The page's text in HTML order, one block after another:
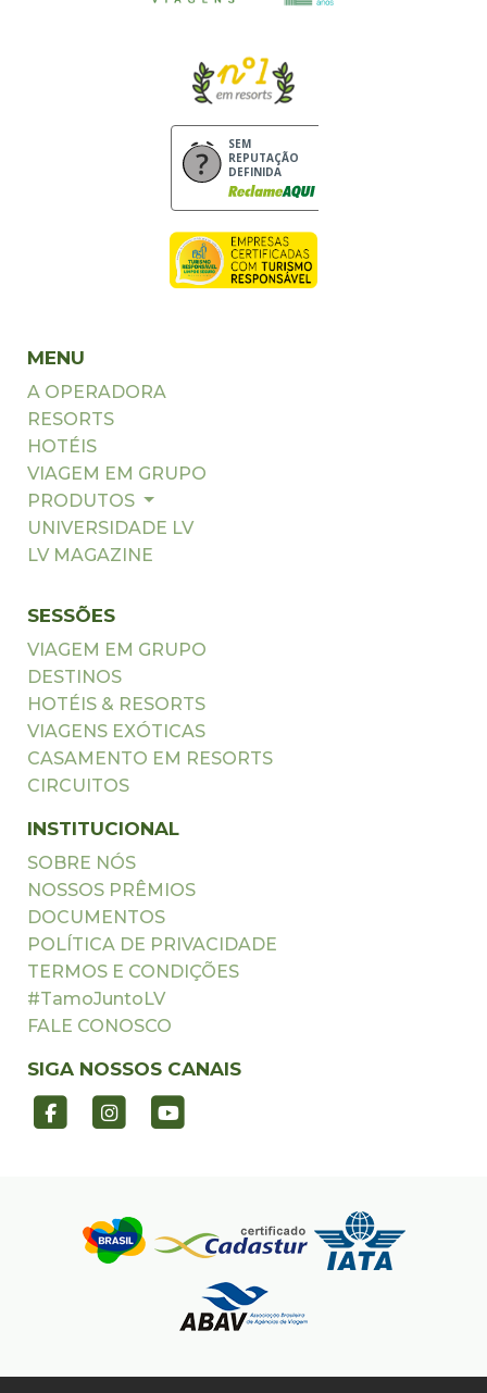
SEM
REPUTAÇÃO
DEFINIDA
MENU
A OPERADORA
RESORTS
HOTÉIS
VIAGEM EM GRUPO
PRODUTOS
UNIVERSIDADE LV
LV MAGAZINE
SESSÕES
VIAGEM EM GRUPO
DESTINOS
HOTÉIS & RESORTS
VIAGENS EXÓTICAS
CASAMENTO EM RESORTS
CIRCUITOS
INSTITUCIONAL
SOBRE NÓS
NOSSOS PRÊMIOS
DOCUMENTOS
POLÍTICA DE PRIVACIDADE
TERMOS E CONDIÇÕES
#TamoJuntoLV
FALE CONOSCO
SIGA NOSSOS CANAIS